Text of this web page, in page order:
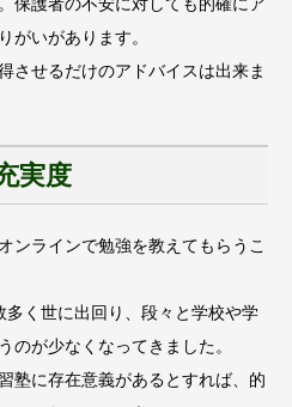
がいがあります。
させるだけのアドバイスは出来ま
実度
ンラインで勉強を教えてもらうこ
く世に出回り、段々と学校や学
のが少なくなってきました。
塾に存在意義があるとすれば、的